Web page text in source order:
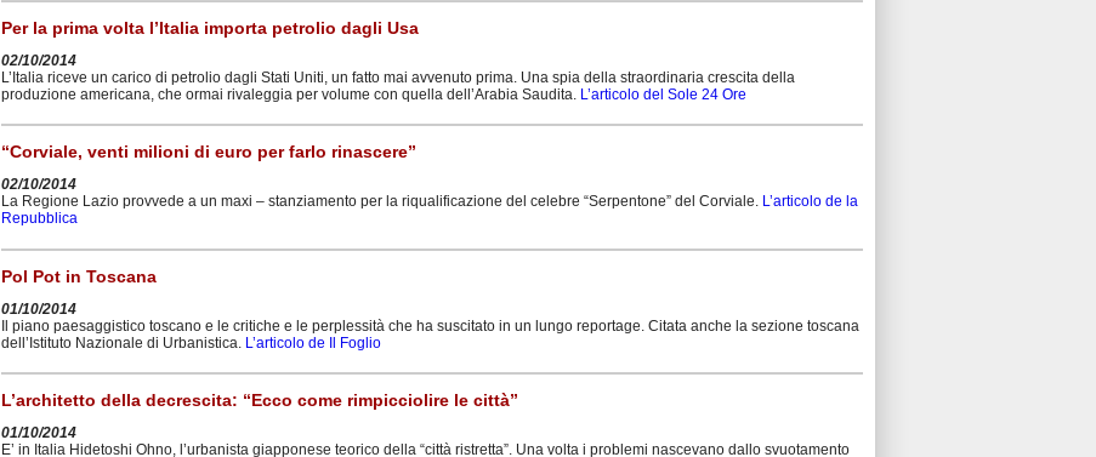
Per la prima volta l’Italia importa petrolio dagli Usa
02/10/2014
L’Italia riceve un carico di petrolio dagli Stati Uniti, un fatto mai avvenuto prima. Una spia della straordinaria crescita della
produzione americana, che ormai rivaleggia per volume con quella dell’Arabia Saudita. L’articolo del Sole 24 Ore
“Corviale, venti milioni di euro per farlo rinascere”
02/10/2014
La Regione Lazio provvede a un maxi – stanziamento per la riqualificazione del celebre “Serpentone” del Corviale. L’articolo de la
Repubblica
Pol Pot in Toscana
01/10/2014
Il piano paesaggistico toscano e le critiche e le perplessità che ha suscitato in un lungo reportage. Citata anche la sezione toscana
dell’Istituto Nazionale di Urbanistica. L’articolo de Il Foglio
L’architetto della decrescita: “Ecco come rimpicciolire le città”
01/10/2014
E’ in Italia Hidetoshi Ohno, l’urbanista giapponese teorico della “città ristretta”. Una volta i problemi nascevano dallo svuotamento